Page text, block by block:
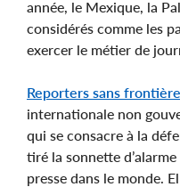
année, le Mexique, la
considérés comme les
exercer le métier de
Reporters sans
internationale non
qui se consacre à la
tiré la sonnette
presse dans le monde.